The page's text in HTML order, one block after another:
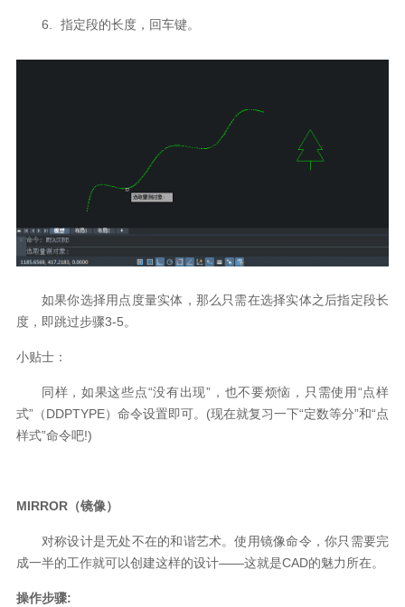
6. 指定段的长度，回车键。
如果你选择用点度量实体，那么只需在选择实体之后指定段长
度，即跳过步骤3-5。
小贴士：
同样，如果这些点“没有出现” ，也不要烦恼，只需使用“点样
式”（DDPTYPE）命令设置即可。 (现在就复习一下“定数等分”和“点
样式”命令吧!)
MIRROR（镜像）
对称设计是无处不在的和谐艺术。使用镜像命令，你只需要完
成一半的工作就可以创建这样的设计——这就是CAD的魅力所在。
操作步骤: